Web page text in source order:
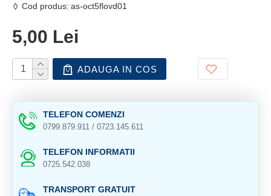
Cod produs: as-oct5flovd01
5,00 Lei
ADAUGA IN COS
TELEFON COMENZI
0799.879.911 / 0723.145.611
TELEFON INFORMATII
0725.542.038
TRANSPORT GRATUIT